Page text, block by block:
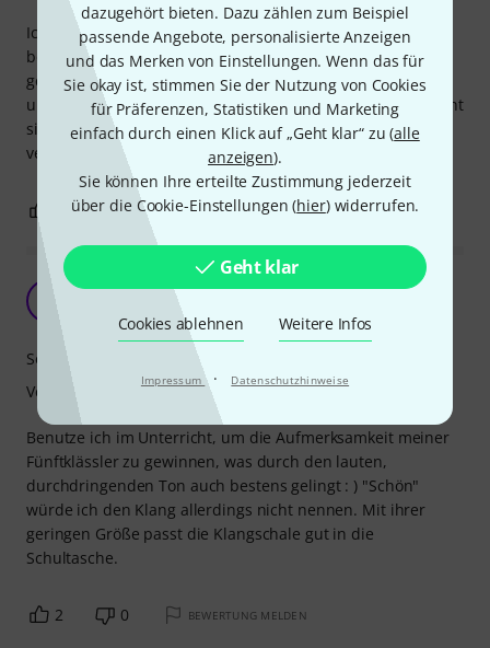
dazugehört bieten. Dazu zählen zum Beispiel
passende Angebote, personalisierte Anzeigen
und das Merken von Einstellungen. Wenn das für
Sie okay ist, stimmen Sie der Nutzung von Cookies
für Präferenzen, Statistiken und Marketing
einfach durch einen Klick auf „Geht klar“ zu (alle
anzeigen).
Sie können Ihre erteilte Zustimmung jederzeit
über die Cookie-Einstellungen (hier) widerrufen.
Geht klar
Cookies ablehnen Weitere Infos
Impressum · Datenschutzhinweise
Ich wollte einfach nur ein paar kleine Instrumente für uns
bestellen und ausprobieren. Dafür ist der Klang doch sehr
gewaltig (laut) und nachhaltig. Die Schale klingt sehr hell
und warm. Damit hatte ich nicht gerechnet. Außerdem sieht
sie schick aus. Den ein oder anderen durchs Kind
verursachten Sturz hat sie auch tadellos überstanden.
1 BEWERTUNG MELDEN
Für Unterricht geeignet
Andreas718 28.12.2021
Benutze ich im Unterricht, um die Aufmerksamkeit meiner
Fünftklässler zu gewinnen, was durch den lauten,
durchdringenden Ton auch bestens gelingt : ) "Schön"
würde ich den Klang allerdings nicht nennen. Mit ihrer
geringen Größe passt die Klangschale gut in die
Schultasche.
Sound
Verarbeitung
2 0 BEWERTUNG MELDEN